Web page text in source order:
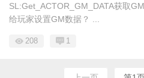
SL:Get_ACTOR_GM_DATA获取
给玩家设置GM数据？ ...
208 1